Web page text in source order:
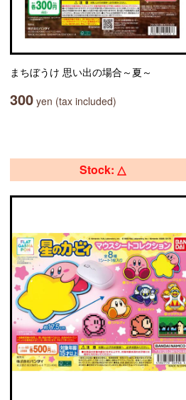
まちぼうけ 思い出の場合～夏～
300 yen (tax included)
Stock: △